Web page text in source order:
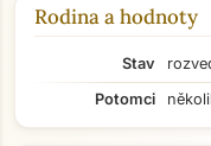
Rodina a hodnoty
Stav
Potomci